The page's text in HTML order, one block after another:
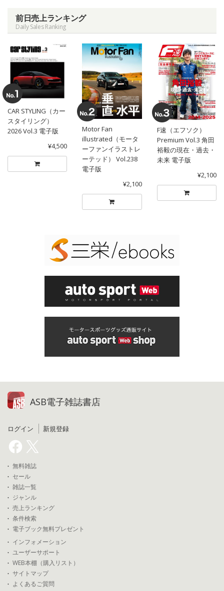
前日売上ランキング
Daily Sales Ranking
CAR STYLING（カー
スタイリング）
2026 Vol.3 電子版
¥4,500
Motor Fan
illustrated（モータ
ーファンイラストレ
ーテッド） Vol.238
電子版
¥2,100
F速（エフソク）
Premium Vol.3 角田
裕毅の現在・過去・
未来 電子版
¥2,100
ASB電子雑誌書店
ログイン 新規登録
無料雑誌
セール
雑誌一覧
ジャンル
売上ランキング
条件検索
電子ブック無料プレゼント
インフォメーション
ユーザーサポート
WEB本棚（購入リスト）
サイトマップ
よくあるご質問